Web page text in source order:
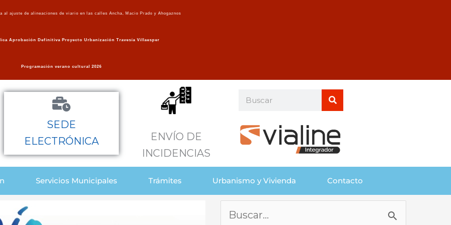
al ajuste de alineaciones de viario en las calles Ancha, Macio Prado y Ahogaznos
Aprobación Definitiva Proyecto Urbanización Travesía Villaesper
Programación verano cultural 2026
SEDE
ELECTRÓNICA
ENVÍO DE
INCIDENCIAS
Buscar Buscar
Servicios Municipales Trámites Urbanismo y Vivienda Contacto
Buscar